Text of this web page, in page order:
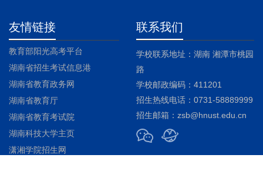
友情链接
教育部阳光高考平台
湖南省招生考试信息港
湖南省教育政务网
湖南省教育厅
湖南省教育考试院
湖南科技大学主页
潇湘学院招生网
联系我们
学校联系地址：湖南 湘潭市桃园
路
学校邮政编码：411201
招生热线电话：0731-58889999
招生邮箱：zsb@hnust.edu.cn